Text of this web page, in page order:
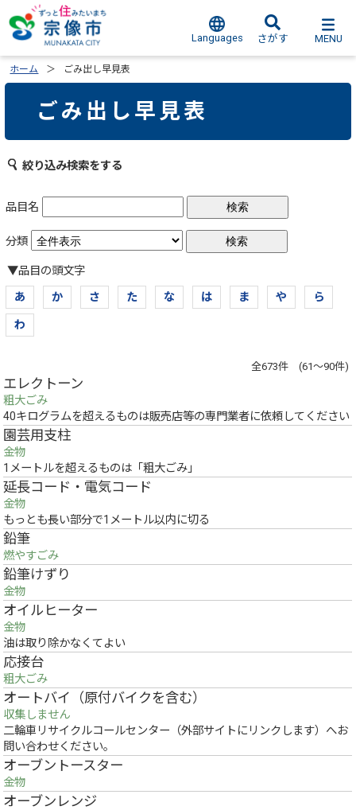
Languages さがす MENU
ホーム ごみ出し早見表
ごみ出し早見表
絞り込み検索をする
品目名
分類
▼品目の頭文字
あ
か さ た な は ま や ら
わ
全673件 (61～90件)
エレクトーン
粗大ごみ
40キログラムを超えるものは販売店等の専門業者に依頼してください
園芸用支柱
金物
1メートルを超えるものは「粗大ごみ」
延長コード・電気コード
金物
もっとも長い部分で1メートル以内に切る
鉛筆
燃やすごみ
鉛筆けずり
金物
オイルヒーター
金物
油は取り除かなくてよい
応接台
粗大ごみ
オートバイ（原付バイクを含む）
収集しません
二輪車リサイクルコールセンター（外部サイトにリンクします）へお
問い合わせください。
オーブントースター
金物
オーブンレンジ